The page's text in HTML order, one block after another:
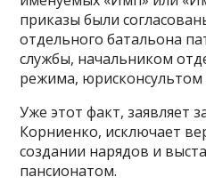
приказы были
отдельного батальона
службы, начальником
режима,
Уже этот факт, заявляет
Корниенко, исключает
создании нарядов и
пансионатом.